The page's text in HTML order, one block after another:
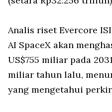
Analis riset Evercore
AI SpaceX akan
US$755 miliar pada
miliar tahun lalu,
yang mengetahui